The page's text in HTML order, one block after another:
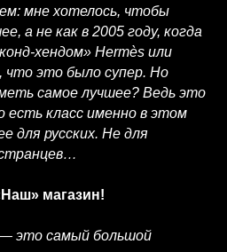
мне хотелось, чтобы
а не как в 2005 году, когда
хендом» Hermès или
что это было супер. Но
самое лучшее? Ведь это
есть класс именно в этом
для русских. Не для
магазин!
это самый большой